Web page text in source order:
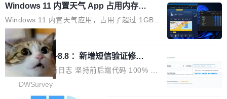
级 Java 网络应用框架，核心基于 JDK 原生 NI
O 构建 Reactor 多路复用模型，不依赖 Netty、
Tomcat 等任何第三方网络库。其 HTTP/2 协议
栈从 HPACK、Huffman 到 ALPN 均为自主实
现，在基准测试中与 Un...
业、学术、投资人士，集中展出近百项覆盖AI芯
片、算力、模型、应用全链条创新项目，聚焦AI
技术产业化落地与资本对接，呈现当前国内AI前
沿技术突破与商业化最新进展。 活动围绕AI学术
研究与产业落地融合展开多维度研讨。星连资本
创始合伙人张鸣晨表示，AI产业化是长期产融结
合过程，早期优质技术项目需持续资本与产业资
Windows 11 内置天气 App 占用内存超
过 1GB
Windows 11 内置天气应用，占用了超过 1GB
内存。 Notebookcheck 的测试发现这个数字
时，反复确认了多次。不是 100MB，不是 500
MB，是 1 个 G。一个显示天气的应用。 Windo
ws 内置应用臃肿早就是老话题了，但一款天气
应用占用内存就超过 1G 还是过于离谱——问题
局
调问更新7.26~8.8 ：新增短信验证修
改，考试能力升级
DWSurvey 更新日志 坚持前后端代码 100% 开
源助力企业建设自主可控的问卷调研系统 官网地
址www.diaowen.net ➔ 源码下载Gitee 仓库 ➔
DWSurvey